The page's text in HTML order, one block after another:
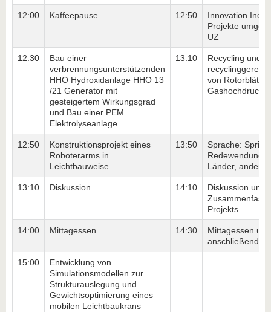
12:00 Kaffeepause 12:50
Innovation
Projekte
UZ
12:30
Bau einer
verbrennungsunterstützenden
HHO Hydroxidanlage HHO 13
/21 Generator mit
gesteigertem Wirkungsgrad
und Bau einer PEM
Elektrolyseanlage
13:10
Recycling und
von
12:50
Konstruktionsprojekt eines
Roboterarms in
Leichtbauweise
13:50
Sprache:
Länder, andere
13:10 Diskussion 14:10
Diskussion und
Projekts
14:00 Mittagessen 14:30
Mittagessen und
anschließende
15:00
Entwicklung von
Simulationsmodellen zur
Strukturauslegung und
Gewichtsoptimierung eines
mobilen Leichtbaukrans